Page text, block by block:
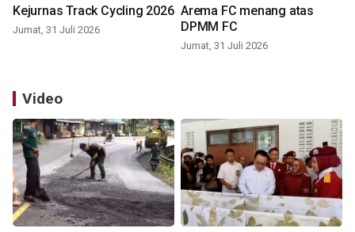
Kejurnas Track Cycling 2026
Jumat, 31 Juli 2026
Arema FC menang atas
DPMM FC
Jumat, 31 Juli 2026
Video